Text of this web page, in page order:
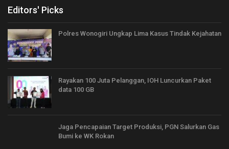
Editors' Picks
Polres Wonogiri Ungkap Lima Kasus Tindak Kejahatan
Rayakan 100 Juta Pelanggan, IOH Luncurkan Paket
data 100 GB
Jaga Pencapaian Target Produksi, PGN Salurkan Gas
Bumi ke WK Rokan